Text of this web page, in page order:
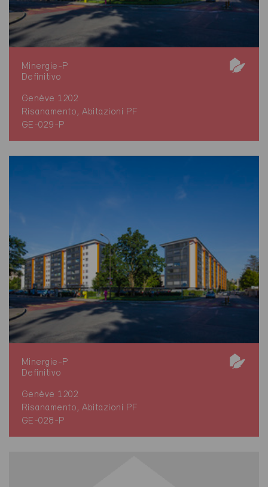
Minergie-P
Definitivo
Genève 1202
Risanamento, Abitazioni PF
GE-029-P
Minergie-P
Definitivo
Genève 1202
Risanamento, Abitazioni PF
GE-028-P